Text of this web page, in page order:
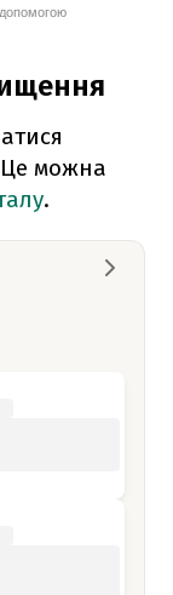
Це можна
.